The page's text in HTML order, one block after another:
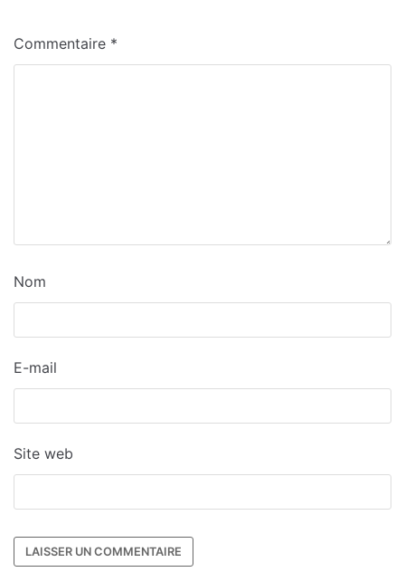
Commentaire *
Nom
E-mail
Site web